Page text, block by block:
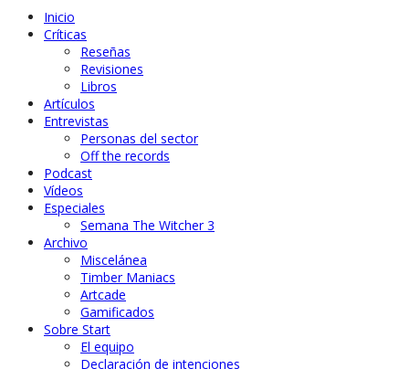
Inicio
Críticas
Reseñas
Revisiones
Libros
Artículos
Entrevistas
Personas del sector
Off the records
Podcast
Vídeos
Especiales
Semana The Witcher 3
Archivo
Miscelánea
Timber Maniacs
Artcade
Gamificados
Sobre Start
El equipo
Declaración de intenciones